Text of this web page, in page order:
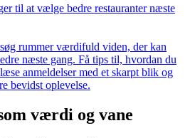
til at vælge bedre restauranter næste
rummer værdifuld viden, der kan
næste gang. Få tips til, hvordan du
anmeldelser med et skarpt blik og
bevidst oplevelse.
værdi og vane